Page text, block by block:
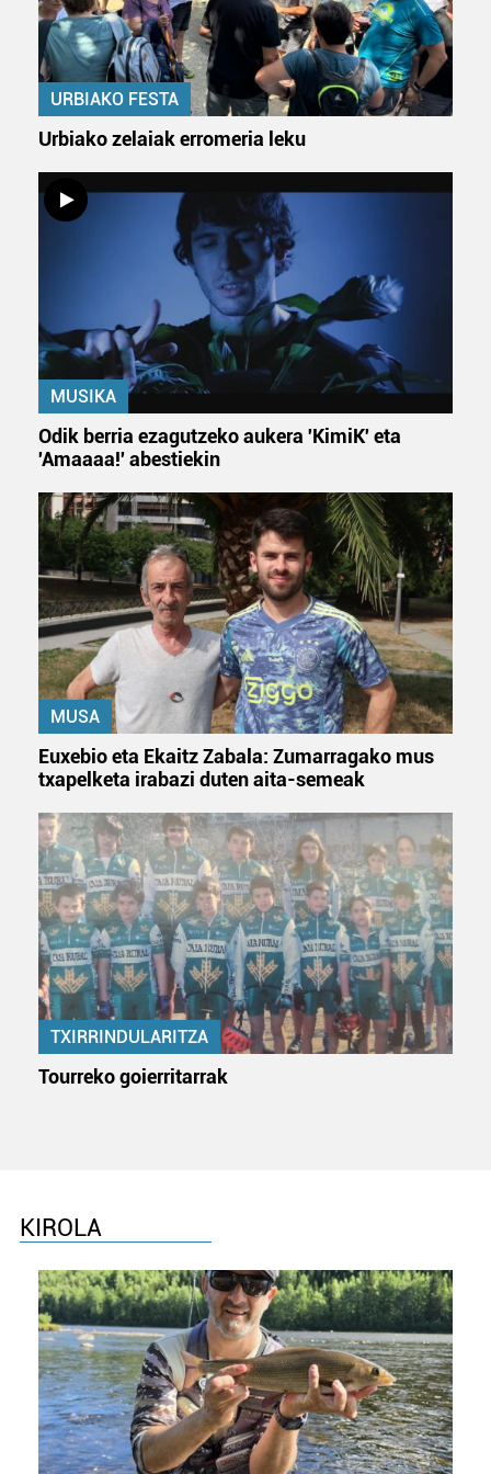
URBIAKO FESTA
Urbiako zelaiak erromeria leku
MUSIKA
Odik berria ezagutzeko aukera 'KimiK' eta
'Amaaaa!' abestiekin
MUSA
Euxebio eta Ekaitz Zabala: Zumarragako mus
txapelketa irabazi duten aita-semeak
TXIRRINDULARITZA
Tourreko goierritarrak
KIROLA